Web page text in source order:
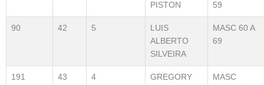
PISTON
59
90 42 5
LUIS
ALBERTO
SILVEIRA
MASC 60 A
69
191 43 4
GREGORY
MASC